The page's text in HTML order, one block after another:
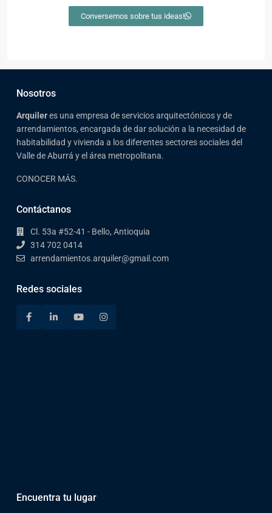
Conversemos sobre tus ideas!
Nosotros
Arqui leres una empresa de servicios arquitectónicos y de
arrendamientos, encargada de dar solución a la necesidad de
habitabilidad y vivienda a los diferentes sectores sociales del
Valle de Aburrá y el área metropolitana.
CONOCER MÁS.
Contáctanos
Cl. 53a #52-41 - Bello, Antioquia
314 702 0414
arrendamientos.arquiler@gmail.com
Redes sociales
Encuentra tu lugar